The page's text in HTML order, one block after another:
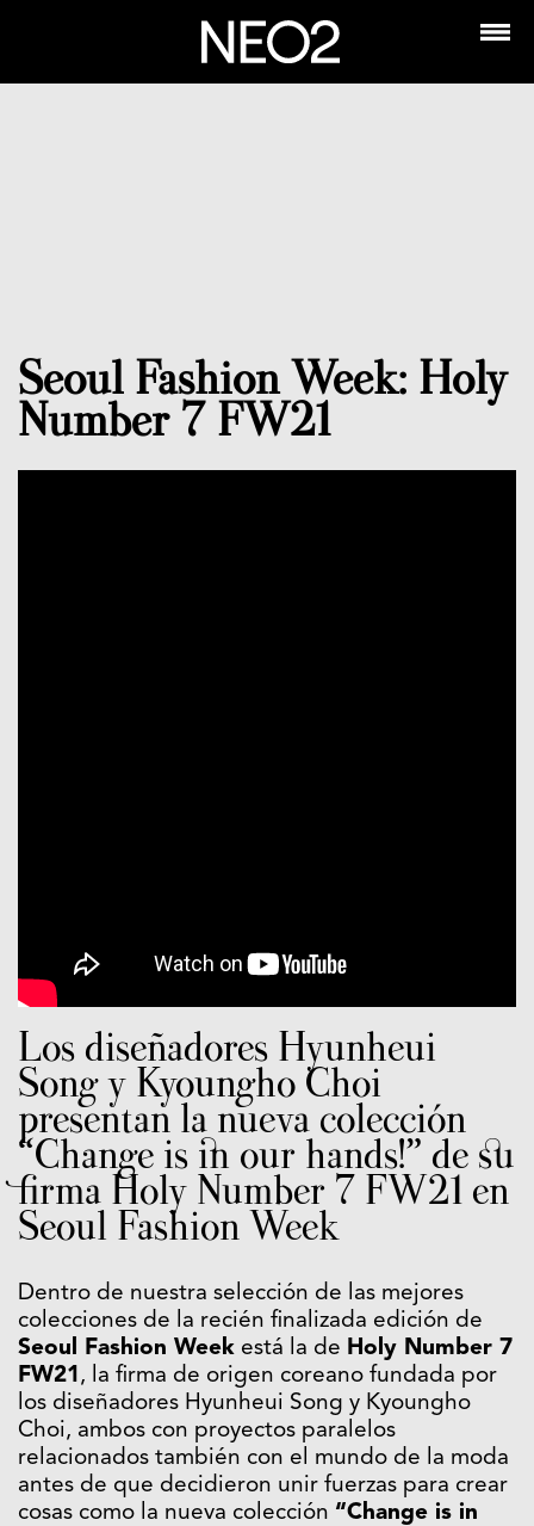
Seoul Fashion Week: Holy
Number 7 FW21
Los diseñadores Hyunheui
Song y Kyoungho Choi
presentan la nueva colección
“Change is in our hands!” de su
firma Holy Number 7 FW21 en
Seoul Fashion Week
Dentro de nuestra selección de las mejores
colecciones de la recién finalizada edición de
Seoul Fashion Week está la de Holy Number 7
FW21, la firma de origen coreano fundada por
los diseñadores Hyunheui Song y Kyoungho
Choi, ambos con proyectos paralelos
relacionados también con el mundo de la moda
antes de que decidieron unir fuerzas para crear
cosas como la nueva colección “Change is in